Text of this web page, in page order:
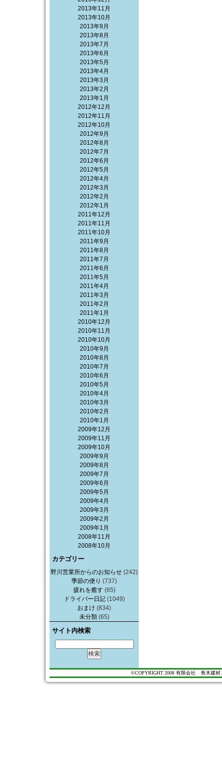
2013年11月
2013年10月
2013年9月
2013年8月
2013年7月
2013年6月
2013年5月
2013年4月
2013年3月
2013年2月
2013年1月
2012年12月
2012年11月
2012年10月
2012年9月
2012年8月
2012年7月
2012年6月
2012年5月
2012年4月
2012年3月
2012年2月
2012年1月
2011年12月
2011年11月
2011年10月
2011年9月
2011年8月
2011年7月
2011年6月
2011年5月
2011年4月
2011年3月
2011年2月
2011年1月
2010年12月
2010年11月
2010年10月
2010年9月
2010年8月
2010年7月
2010年6月
2010年5月
2010年4月
2010年3月
2010年2月
2010年1月
2009年12月
2009年11月
2009年10月
2009年9月
2009年8月
2009年7月
2009年6月
2009年5月
2009年4月
2009年3月
2009年2月
2009年1月
2008年11月
2008年10月
カテゴリー
野川営業所からのお知らせ (242)
季節の便り (737)
疲れを癒す(65)
ドライバー日記(1049)
おまけ (834)
未分類(65)
サイト内検索
©COPYRIGHT 2008 有限会社 青木建材.